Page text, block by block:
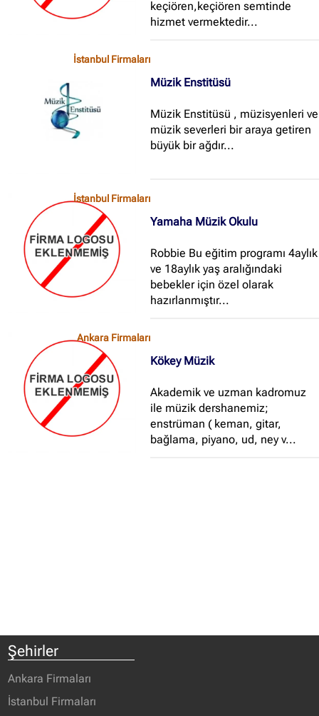
keçiören,keçiören semtinde
hizmet vermektedir...
İstanbul Firmaları
Müzik Enstitüsü
Müzik Enstitüsü , müzisyenleri ve
müzik severleri bir araya getiren
büyük bir ağdır...
İstanbul Firmaları
Yamaha Müzik Okulu
Robbie Bu eğitim programı 4aylık
ve 18aylık yaş aralığındaki
bebekler için özel olarak
hazırlanmıştır...
Ankara Firmaları
Kökey Müzik
Akademik ve uzman kadromuz
ile müzik dershanemiz;
enstrüman ( keman, gitar,
bağlama, piyano, ud, ney v...
Şehirler
Ankara Firmaları
İstanbul Firmaları